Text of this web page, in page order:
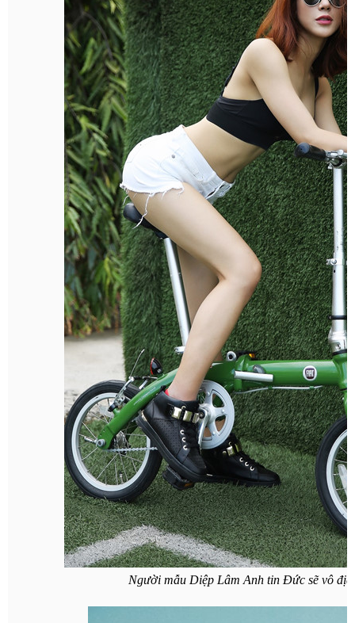
Người mẫu Diệp Lâm Anh tin Đức sẽ vô